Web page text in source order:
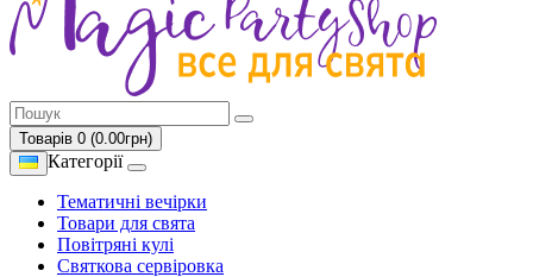
Товарів 0 (0.00грн)
Категорії
Тематичні вечірки
Товари для свята
Повітряні кулі
Святкова сервіровка